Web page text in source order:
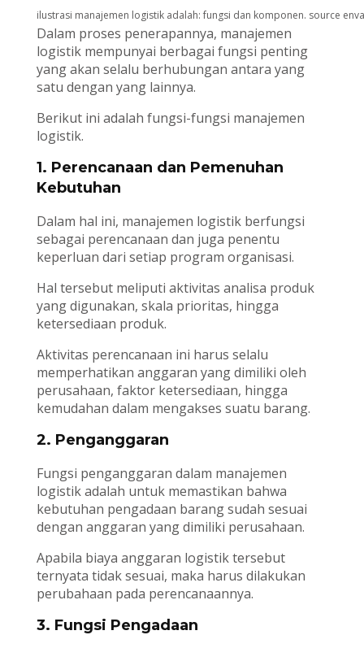
ilustrasi manajemen logistik adalah: fungsi dan komponen. source
Dalam proses penerapannya, manajemen
logistik mempunyai berbagai fungsi penting
yang akan selalu berhubungan antara yang
satu dengan yang lainnya.
Berikut ini adalah fungsi-fungsi manajemen
logistik.
1. Perencanaan dan Pemenuhan
Kebutuhan
Dalam hal ini, manajemen logistik berfungsi
sebagai perencanaan dan juga penentu
keperluan dari setiap program organisasi.
Hal tersebut meliputi aktivitas analisa produk
yang digunakan, skala prioritas, hingga
ketersediaan produk.
Aktivitas perencanaan ini harus selalu
memperhatikan anggaran yang dimiliki oleh
perusahaan, faktor ketersediaan, hingga
kemudahan dalam mengakses suatu barang.
2. Penganggaran
Fungsi penganggaran dalam manajemen
logistik adalah untuk memastikan bahwa
kebutuhan pengadaan barang sudah sesuai
dengan anggaran yang dimiliki perusahaan.
Apabila biaya anggaran logistik tersebut
ternyata tidak sesuai, maka harus dilakukan
perubahaan pada perencanaannya.
3. Fungsi Pengadaan